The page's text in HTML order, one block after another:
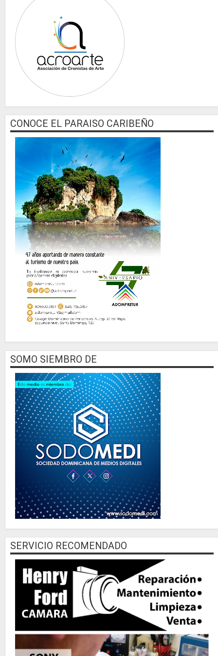
CONOCE EL PARAISO CARIBEÑO
SOMO SIEMBRO DE
SERVICIO RECOMENDADO